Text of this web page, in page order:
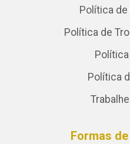
Política
Política de
Política
Formas